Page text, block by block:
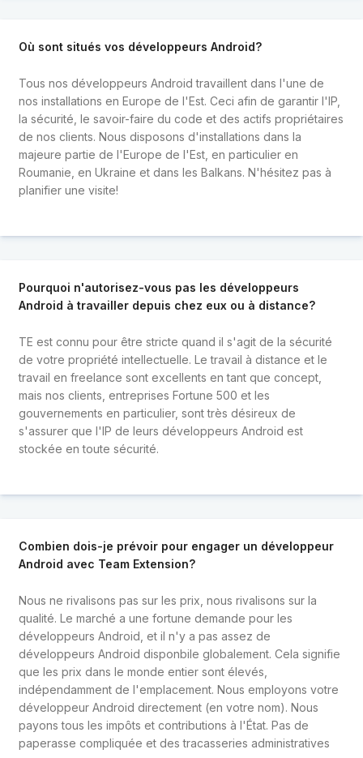
Où sont situés vos développeurs Android?
Tous nos développeurs Android travaillent dans l'une de
nos installations en Europe de l'Est. Ceci afin de garantir l'IP,
la sécurité, le savoir-faire du code et des actifs propriétaires
de nos clients. Nous disposons d'installations dans la
majeure partie de l'Europe de l'Est, en particulier en
Roumanie, en Ukraine et dans les Balkans. N'hésitez pas à
planifier une visite!
Pourquoi n'autorisez-vous pas les développeurs
Android à travailler depuis chez eux ou à distance?
TE est connu pour être stricte quand il s'agit de la sécurité
de votre propriété intellectuelle. Le travail à distance et le
travail en freelance sont excellents en tant que concept,
mais nos clients, entreprises Fortune 500 et les
gouvernements en particulier, sont très désireux de
s'assurer que l'IP de leurs développeurs Android est
stockée en toute sécurité.
Combien dois-je prévoir pour engager un développeur
Android avec Team Extension?
Nous ne rivalisons pas sur les prix, nous rivalisons sur la
qualité. Le marché a une fortune demande pour les
développeurs Android, et il n'y a pas assez de
développeurs Android disponbile globalement. Cela signifie
que les prix dans le monde entier sont élevés,
indépendamment de l'emplacement. Nous employons votre
développeur Android directement (en votre nom). Nous
payons tous les impôts et contributions à l'État. Pas de
paperasse compliquée et des tracasseries administratives